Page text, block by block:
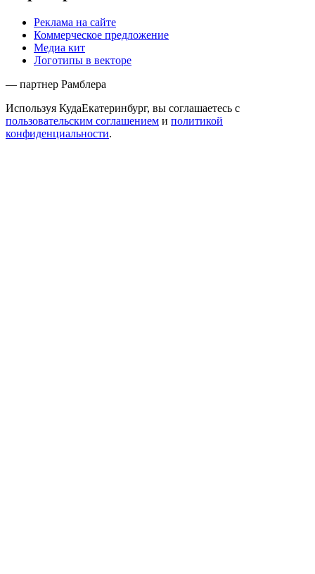
Реклама на сайте
Коммерческое предложение
Медиа кит
Логотипы в векторе
— партнер Рамблера
Используя КудаЕкатеринбург, вы соглашаетесь с
пользовательским соглашением и политикой
конфиденциальности.